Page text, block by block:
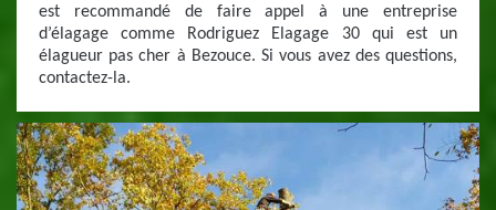
est recommandé de faire appel à une entreprise
d’élagage comme Rodriguez Elagage 30 qui est un
élagueur pas cher à Bezouce. Si vous avez des questions,
contactez-la.